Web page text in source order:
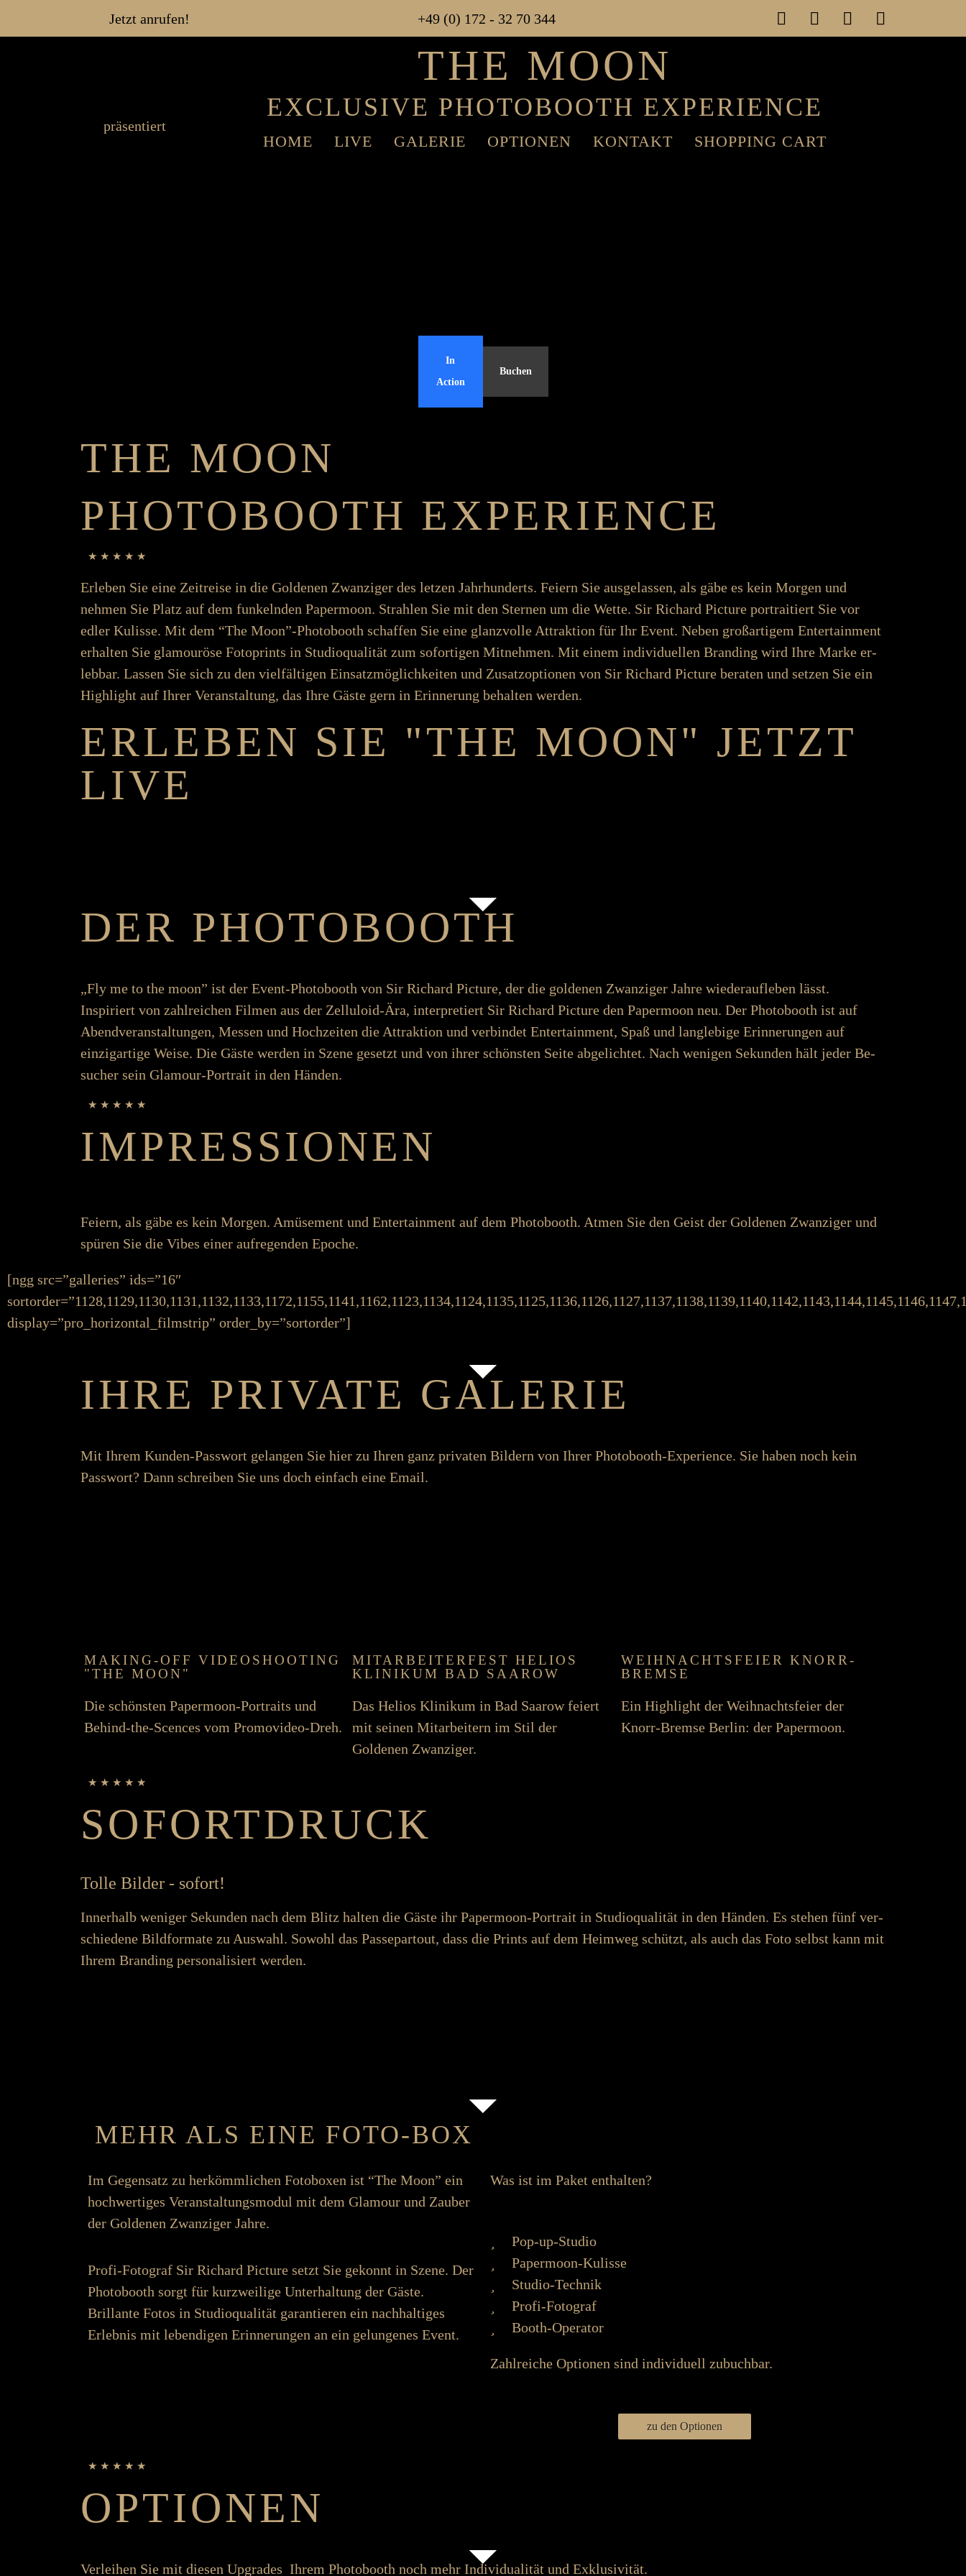
Jetzt anrufen! +49 (0) 172 - 32 70 344
präsentiert
THE MOON
EXCLUSIVE PHOTO­BOOTH EXPERIENCE
HOME LIVE GALERIE OPTIONEN KONTAKT SHOPPING CART
In
Action
Buchen
THE MOON
PHOTO­BOOTH EXPERIENCE
★ ★ ★ ★ ★
Er­­­leben Sie eine Zeit­­­­reise in die Goldenen Zwanziger des letzen Jahr­­­hunderts. Feiern Sie aus­­­­ge­­­­lassen, als gäbe es kein Morgen und
nehmen Sie Platz auf dem funkelnden Paper­­­­moon. Strahlen Sie mit den Sternen um die Wette. Sir Richard Picture portraitiert Sie vor
edler Kulisse. Mit dem “The Moon”-Photo­­­booth schaffen Sie eine glanz­­­­volle Attraktion für Ihr Event. Neben groß­­­artigem Enter­­­­tain­ment
er­­­halten Sie glamouröse Foto­­­­prints in Studio­­­qualität zum sofort­igen Mit­­­­nehmen. Mit einem individuellen Brand­­ing wird Ihre Marke er­­
leb­­bar. Lassen Sie sich zu den viel­­­fält­igen Ein­­­satz­­­möglich­­­keiten und Zu­­satz­­­­optionen von Sir Richard Picture be­­raten und setzen Sie ein
High­­­light auf Ihrer Ver­­­an­­stalt­­ung, das Ihre Gäste gern in Er­­­­inner­­ung be­­­halten werden.
ER­LEBEN SIE "THE MOON" JETZT
LIVE
DER PHOTO­­BOOTH
„Fly me to the moon” ist der Event-Photo­­­­booth von Sir Richard Picture, der die goldenen Zwanziger Jahre wieder­­­­auf­­­­leben lässt.
Inspiriert von zahl­­­­reichen Filmen aus der Zelluloid-Ära, inter­­pretiert Sir Richard Picture den Paper­moon neu. Der Photo­­­­booth ist auf
Abend­­­­ver­­­­an­­­­stalt­­­ungen, Messen und Hoch­­­­zeiten die Attraktion und ver­­­bindet Enter­­­­tain­­ment, Spaß und lang­­­­leb­ige Er­­­­inner­­­ungen auf
einzig­­­artige Weise. Die Gäste werden in Szene ge­­­­setzt und von ihrer schönsten Seite ab­­­­ge­­­­lichtet. Nach wenigen Sekunden hält jeder Be­­­
sucher sein Glamour-Portrait in den Händen.
★ ★ ★ ★ ★
IMPRESSIONEN
Feiern, als gäbe es kein Morgen. Amüsement und Enter­­­tain­­ment auf dem Photo­­­booth. Atmen Sie den Geist der Goldenen Zwanziger und
spüren Sie die Vibes einer auf­­­regenden Epoche.
[ngg src=”galleries” ids=”16″
display=”pro_horizontal_filmstrip” order_by=”sortorder”]
IHRE PRIVATE GALERIE
Mit Ihrem Kunden-Pass­­wort ge­langen Sie hier zu Ihren ganz privaten Bildern von Ihrer Photo­booth-Experience. Sie haben noch kein
Pass­­wort? Dann schreiben Sie uns doch ein­fach eine Email.
MAKING-OFF VIDEO­SHOOTING
"THE MOON"
Die schönsten Paper­moon-Portraits und
Behind-the-Scences vom Promo­video-Dreh.
MIT­ARBEITER­FEST HELIOS
KLINIKUM BAD SAAROW
Das Helios Klinikum in Bad Saarow feiert
mit seinen Mit­arbeitern im Stil der
Goldenen Zwanziger.
WEIH­NACHTS­FEIER KNORR-
BREMSE
Ein High­light der Weih­nachts­feier der
Knorr-Bremse Berlin: der Paper­moon.
★ ★ ★ ★ ★
SOFORT­DRUCK
Tolle Bilder - sofort!
Inner­halb weniger Se­kunden nach dem Blitz halten die Gäste ihr Paper­moon-Portrait in Studio­qualität in den Händen. Es stehen fünf ver­
schiedene Bild­formate zu Aus­wahl. So­wohl das Passe­partout, dass die Prints auf dem Heim­weg schützt, als auch das Foto selbst kann mit
Ihrem Branding personalisiert werden.
MEHR ALS EINE FOTO-BOX
Im Gegen­­satz zu her­­kömm­­lichen Foto­­boxen ist “The Moon” ein
hoch­­wertiges Ver­­an­stalt­ungs­­modul mit dem Glamour und Zauber
der Goldenen Zwanziger Jahre.
Profi-Fotograf Sir Richard Picture setzt Sie ge­konnt in Szene. Der
Photo­­booth sorgt für kurz­­weilige Unter­halt­ung der Gäste.
Brillante Fotos in Studio­­qualität garantieren ein nach­­halt­iges
Erlebnis mit lebend­igen Er­­inner­ungen an ein ge­­lungenes Event.
Was ist im Paket enthalten?
Pop-up-Studio
Papermoon-Kulisse
Studio-Technik
Profi-Fotograf
Booth-Operator
Zahlreiche Optionen sind individuell zubuchbar.
zu den Optionen
★ ★ ★ ★ ★
OPTIONEN
Ver­leihen Sie mit diesen Up­grades Ihrem Photo­­booth noch mehr Individualität und Ex­klusivität.